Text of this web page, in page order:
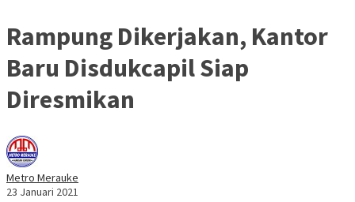
Rampung Dikerjakan, Kantor
Baru Disdukcapil Siap
Diresmikan
Metro Merauke
23 Januari 2021